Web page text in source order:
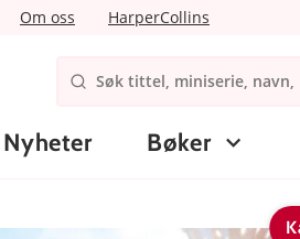
Om oss HarperCollins
Nyheter Bøker